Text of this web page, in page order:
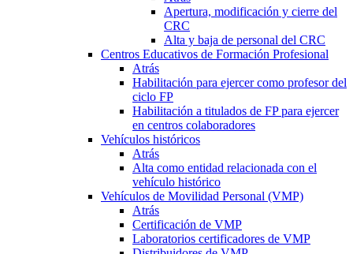
Apertura, modificación y cierre del
CRC
Alta y baja de personal del CRC
Centros Educativos de Formación Profesional
Atrás
Habilitación para ejercer como profesor del
ciclo FP
Habilitación a titulados de FP para ejercer
en centros colaboradores
Vehículos históricos
Atrás
Alta como entidad relacionada con el
vehículo histórico
Vehículos de Movilidad Personal (VMP)
Atrás
Certificación de VMP
Laboratorios certificadores de VMP